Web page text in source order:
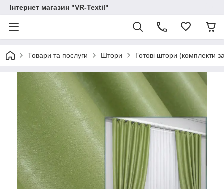
Інтернет магазин "VR-Textil"
Товари та послуги Штори Готові штори (комплекти